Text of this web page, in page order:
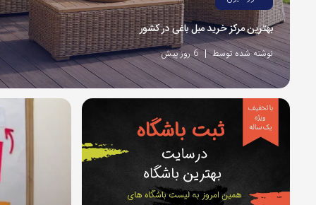
بهترین مرکز خرید مبل باغی در کشور
نوشته شده توسط 6 روز پیش